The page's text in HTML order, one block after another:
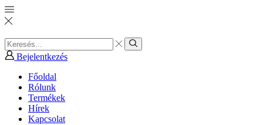
Search
input
Search
Bejelentkezés
Főoldal
Rólunk
Termékek
Hírek
Kapcsolat